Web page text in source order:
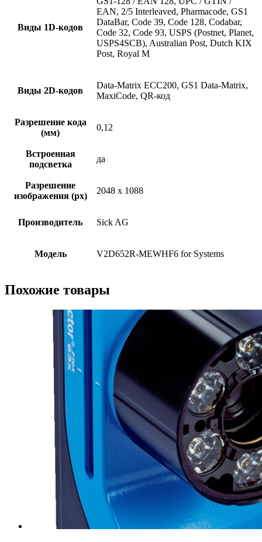
Виды 1D-кодов
EAN, 2/5 Interleaved, Pharmacode, GS1
DataBar, Code 39, Code 128, Codabar,
Code 32, Code 93, USPS (Postnet, Planet,
USPS4SCB), Australian Post, Dutch KIX
Post, Royal M
Виды 2D-кодов
Data-Matrix ECC200, GS1 Data-Matrix,
MaxiCode, QR-код
Разрешение кода
(мм)
0,12
Встроенная
подсветка
да
Разрешение
изображения (px)
2048 x 1088
Производитель Sick AG
Модель V2D652R-MEWHF6 for Systems
Похожие товары